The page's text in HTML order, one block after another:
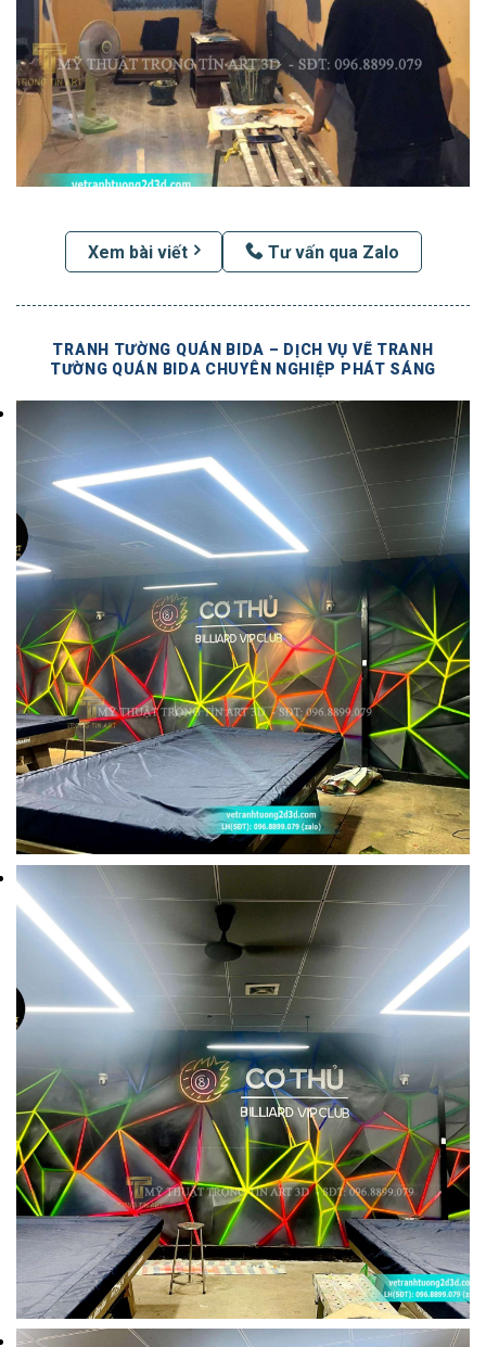
Xem bài viết Tư vấn qua Zalo
TRANH TƯỜNG QUÁN BIDA – DỊCH VỤ VẼ TRANH
TƯỜNG QUÁN BIDA CHUYÊN NGHIỆP PHÁT SÁNG